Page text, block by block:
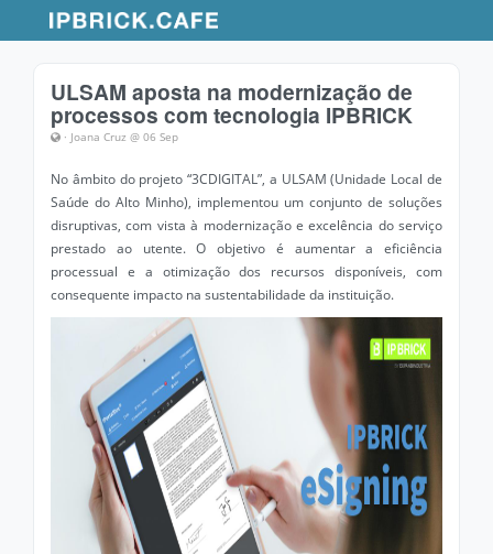
ULSAM aposta na modernização de
processos com tecnologia IPBRICK
· Joana Cruz @ 06 Sep
No âmbito do projeto “3CDIGITAL”, a ULSAM (Unidade Local de
Saúde do Alto Minho), implementou um conjunto de soluções
disruptivas, com vista à modernização e excelência do serviço
prestado ao utente. O objetivo é aumentar a eficiência
processual e a otimização dos recursos disponíveis, com
consequente impacto na sustentabilidade da instituição.